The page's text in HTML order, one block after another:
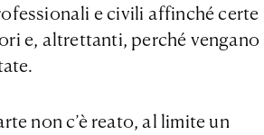
e civili affinché certe
e, altrettanti, perché vengano
non c’è reato, al limite un